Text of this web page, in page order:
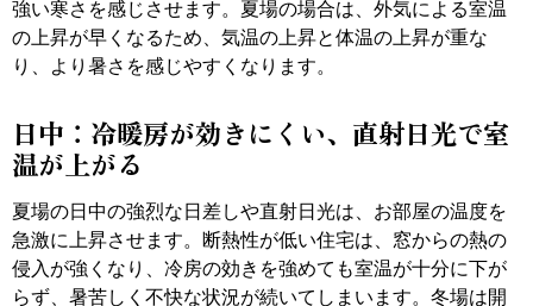
強い寒さを感じさせます。夏場の場合は、外気による室温
の上昇が早くなるため、気温の上昇と体温の上昇が重な
り、より暑さを感じやすくなります。
日中：冷暖房が効きにくい、直射日光で室
温が上がる
夏場の日中の強烈な日差しや直射日光は、お部屋の温度を
急激に上昇させます。断熱性が低い住宅は、窓からの熱の
侵入が強くなり、冷房の効きを強めても室温が十分に下が
らず、暑苦しく不快な状況が続いてしまいます。冬場は開